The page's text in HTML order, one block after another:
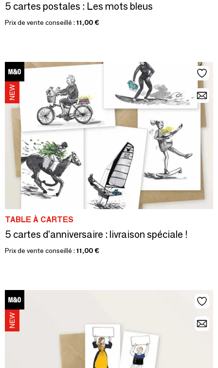
5 cartes postales : Les mots bleus
Prix de vente conseillé : 11,00 €
TABLE À CARTES
5 cartes d'anniversaire : livraison spéciale !
Prix de vente conseillé : 11,00 €